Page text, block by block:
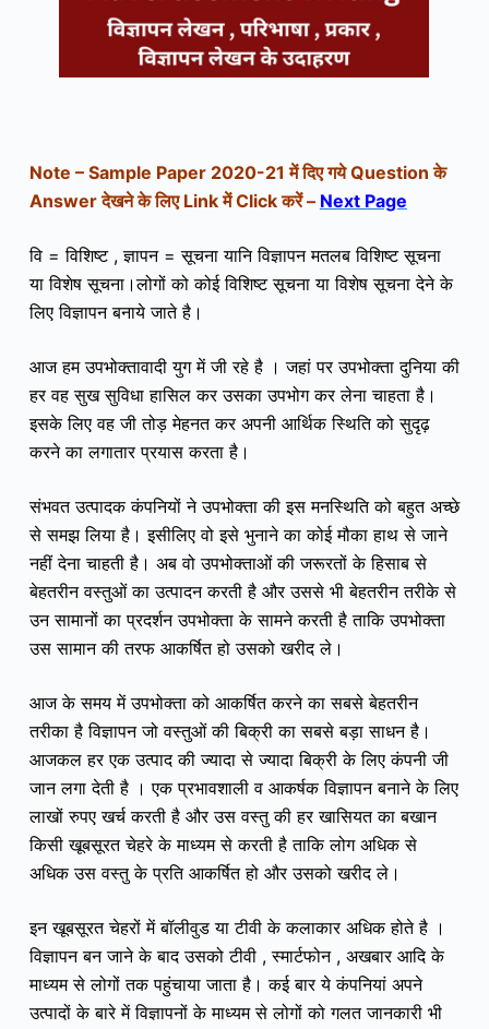
Note – Sample Paper 2020-21 में दिए गये Question के
Answer देखने के लिए Link में Click करें – Next Page
वि = विशिष्ट , ज्ञापन = सूचना यानि विज्ञापन मतलब विशिष्ट सूचना
या विशेष सूचना।लोगों को कोई विशिष्ट सूचना या विशेष सूचना देने के
लिए विज्ञापन बनाये जाते है।
आज हम उपभोक्तावादी युग में जी रहे है । जहां पर उपभोक्ता दुनिया की
हर वह सुख सुविधा हासिल कर उसका उपभोग कर लेना चाहता है।
इसके लिए वह जी तोड़ मेहनत कर अपनी आर्थिक स्थिति को सुदृढ़
करने का लगातार प्रयास करता है।
संभवत उत्पादक कंपनियों ने उपभोक्ता की इस मनस्थिति को बहुत अच्छे
से समझ लिया है। इसीलिए वो इसे भुनाने का कोई मौका हाथ से जाने
नहीं देना चाहती है। अब वो उपभोक्ताओं की जरूरतों के हिसाब से
बेहतरीन वस्तुओं का उत्पादन करती है और उससे भी बेहतरीन तरीके से
उन सामानों का प्रदर्शन उपभोक्ता के सामने करती है ताकि उपभोक्ता
उस सामान की तरफ आकर्षित हो उसको खरीद ले।
आज के समय में उपभोक्ता को आकर्षित करने का सबसे बेहतरीन
तरीका है विज्ञापन जो वस्तुओं की बिक्री का सबसे बड़ा साधन है।
आजकल हर एक उत्पाद की ज्यादा से ज्यादा बिक्री के लिए कंपनी जी
जान लगा देती है । एक प्रभावशाली व आकर्षक विज्ञापन बनाने के लिए
लाखों रुपए खर्च करती है और उस वस्तु की हर खासियत का बखान
किसी खूबसूरत चेहरे के माध्यम से करती है ताकि लोग अधिक से
अधिक उस वस्तु के प्रति आकर्षित हो और उसको खरीद ले।
इन खूबसूरत चेहरों में बॉलीवुड या टीवी के कलाकार अधिक होते है ।
विज्ञापन बन जाने के बाद उसको टीवी , स्मार्टफोन , अखबार आदि के
माध्यम से लोगों तक पहुंचाया जाता है। कई बार ये कंपनियां अपने
उत्पादों के बारे में विज्ञापनों के माध्यम से लोगों को गलत जानकारी भी